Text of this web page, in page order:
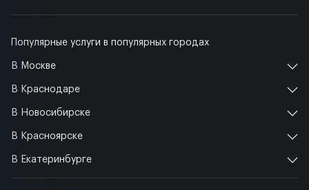
Популярные услуги в популярных городах
В Москве
В Краснодаре
В Новосибирске
В Красноярске
В Екатеринбурге